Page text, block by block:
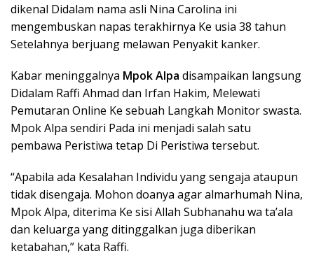
dikenal Didalam nama asli Nina Carolina ini
mengembuskan napas terakhirnya Ke usia 38 tahun
Setelahnya berjuang melawan Penyakit kanker.
Kabar meninggalnya Mpok Alpa disampaikan langsung
Didalam Raffi Ahmad dan Irfan Hakim, Melewati
Pemutaran Online Ke sebuah Langkah Monitor swasta.
Mpok Alpa sendiri Pada ini menjadi salah satu
pembawa Peristiwa tetap Di Peristiwa tersebut.
“Apabila ada Kesalahan Individu yang sengaja ataupun
tidak disengaja. Mohon doanya agar almarhumah Nina,
Mpok Alpa, diterima Ke sisi Allah Subhanahu wa ta’ala
dan keluarga yang ditinggalkan juga diberikan
ketabahan,” kata Raffi.